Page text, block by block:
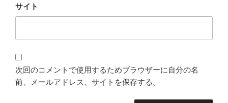
サイト
次回のコメントで使用するためブラウザーに自分の名
前、メールアドレス、サイトを保存する。